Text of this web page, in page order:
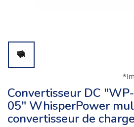
Convertisseur DC
05" WhisperPower
convertisseur de